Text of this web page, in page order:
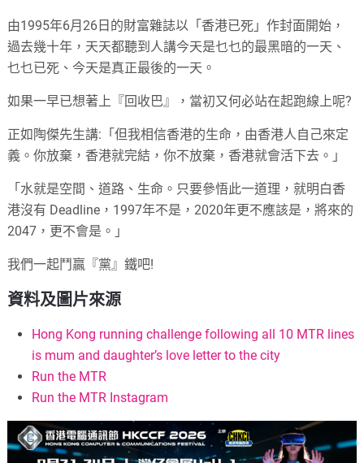
由1995年6月26日的財富雜誌以「香港已死」作封面開始，
過去幾十年，天天都聽到人講今天是乜乜的最黑暗的一天、
乜乜已死、今天是真正最後的一天。
如果一早已想著上『回收巴』，當初又何必站在起跑線上呢?
正如陶傑先生講:「但我相信香港的生命，由香港人自己來定
義。你放棄，香港就完結，你不放棄，香港就會活下去。」
「水就是空間、道路、生命。只要參悟此一道理，就明白香
港沒有 Deadline，1997年不是，2020年更不應該是，將來的
2047，更不會是。」
我們一起鬥贏『黨』鐵吧!
資料及圖片來源
Hong Kong running challenge following all 10 MTR lines
is mum and daughter’s love letter to the city
Run the MTR
Run the MTR Instagram